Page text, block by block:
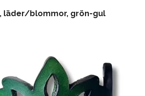
läder/blommor, grön-gul